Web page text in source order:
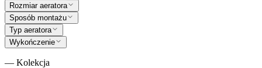
Rozmiar aeratora
Sposób montażu
Typ aeratora
Wykończenie
— Kolekcja